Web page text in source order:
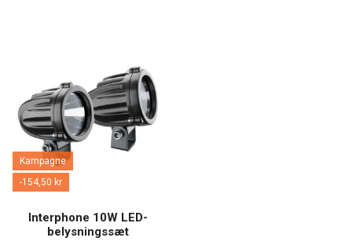
Kampagne
-154,50 kr
Interphone 10W LED-
belysningssæt